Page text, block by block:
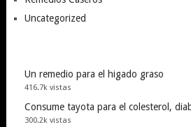
Uncategorized
Un remedio para el higado graso
416.7k vistas
Consume tayota para el colesterol,
300.2k vistas